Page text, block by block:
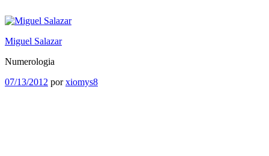
al
Miguel Salazar
Numerologia
Publicado
07/13/2012 porxiomys8